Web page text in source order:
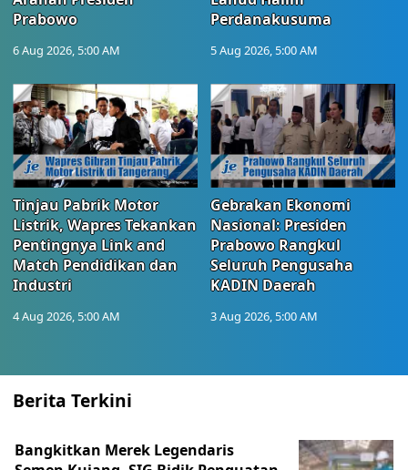
Prabowo
6 Aug 2026, 5:00 AM
Perdanakusuma
5 Aug 2026, 5:00 AM
Tinjau Pabrik Motor
Listrik, Wapres Tekankan
Pentingnya Link and
Match Pendidikan dan
Industri
4 Aug 2026, 5:00 AM
Gebrakan Ekonomi
Nasional: Presiden
Prabowo Rangkul
Seluruh Pengusaha
KADIN Daerah
3 Aug 2026, 5:00 AM
Berita Terkini
Bangkitkan Merek Legendaris